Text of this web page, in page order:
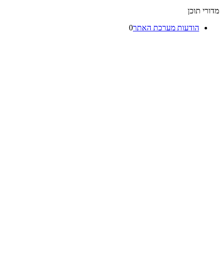
מדורי תוכן
הודעות מערכת האתר0